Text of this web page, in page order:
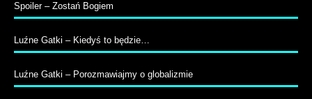
Spoiler – Zostań Bogiem
Luźne Gatki – Kiedyś to będzie…
Luźne Gatki – Porozmawiajmy o globalizmie